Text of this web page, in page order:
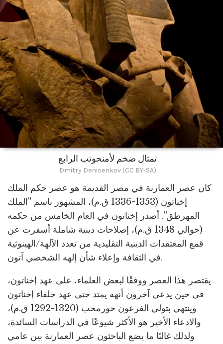
تمثال ضخم لأمنحوتب الرابع
Dmitry Denisenkov (CC BY-SA)
كان عصر العمارنة في مصر القديمة هو عصر حكم الملك
إخناتون (1353-1336 ق.م)، المشهور باسم "الملك
المهرطق". أصدر إخناتون في العام الخامس من حكمه
(حوالي 1348 ق.م)، إصلاحات دينية شاملة أسفرت عن
قمع المعتقدات الدينية التقليدية من تعدد الآلهة/الهينوثية
في الثقافة وإعلاء شأن إلهه الشخصي آتون.
يقتصر هذا العصر ووفقًا لبعض العلماء، على عهد إخناتون،
في حين يدعي آخرون أنهه يمتد حتى عهد خلفاء إخناتون
وينتهي بتولي الفرعون حورمحب (1320-1292 ق.م)،
والادعاء الأخير هو الأكثر شيوعًا في الدراسات السائدة،
ولذلك غالبًا ما يضع الباحثون عصر العمارنة بين عامي